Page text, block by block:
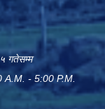
गतेसम्म
A.M. - 5:00 P.M.